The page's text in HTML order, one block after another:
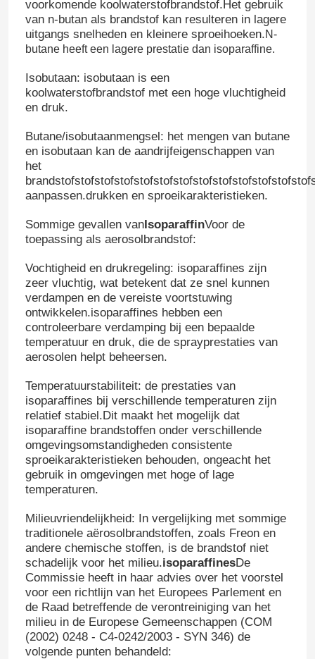
voorkomende koolwaterstofbrandstof.Het gebruik
van n-butan als brandstof kan resulteren in lagere
uitgangs snelheden en kleinere sproeihoeken.N-
butane heeft een lagere prestatie dan isoparaffine.
Isobutaan: isobutaan is een
koolwaterstofbrandstof met een hoge vluchtigheid
en druk.
Butane/isobutaanmengsel: het mengen van butane
en isobutaan kan de aandrijfeigenschappen van
het
aanpassen.drukken en sproeikarakteristieken.
Sommige gevallen vanIsoparaffinVoor de
toepassing als aerosolbrandstof:
Vochtigheid en drukregeling: isoparaffines zijn
zeer vluchtig, wat betekent dat ze snel kunnen
verdampen en de vereiste voortstuwing
ontwikkelen.isoparaffines hebben een
controleerbare verdamping bij een bepaalde
temperatuur en druk, die de sprayprestaties van
aerosolen helpt beheersen.
Temperatuurstabiliteit: de prestaties van
isoparaffines bij verschillende temperaturen zijn
relatief stabiel.Dit maakt het mogelijk dat
isoparaffine brandstoffen onder verschillende
omgevingsomstandigheden consistente
sproeikarakteristieken behouden, ongeacht het
gebruik in omgevingen met hoge of lage
temperaturen.
Milieuvriendelijkheid: In vergelijking met sommige
traditionele aërosolbrandstoffen, zoals Freon en
andere chemische stoffen, is de brandstof niet
schadelijk voor het milieu.isoparaffinesDe
Commissie heeft in haar advies over het voorstel
voor een richtlijn van het Europees Parlement en
de Raad betreffende de verontreiniging van het
milieu in de Europese Gemeenschappen (COM
(2002) 0248 - C4-0242/2003 - SYN 346) de
volgende punten behandeld: